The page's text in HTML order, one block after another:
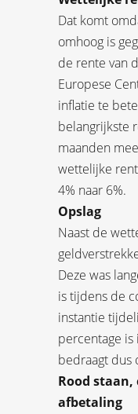
Dat komt
omhoog is
de rente van
Europese
inflatie te
belangrijkste
maanden
wettelijke
4% naar 6%.
Opslag
Naast de
Deze was
is tijdens de
instantie
percentage
bedraagt dus
Rood
afbetaling